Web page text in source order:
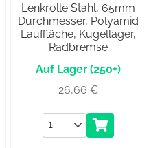
Lenkrolle Stahl, 65mm
Durchmesser, Polyamid
Lauffläche, Kugellager,
Radbremse
(250+)
26,66 €
Anzahl